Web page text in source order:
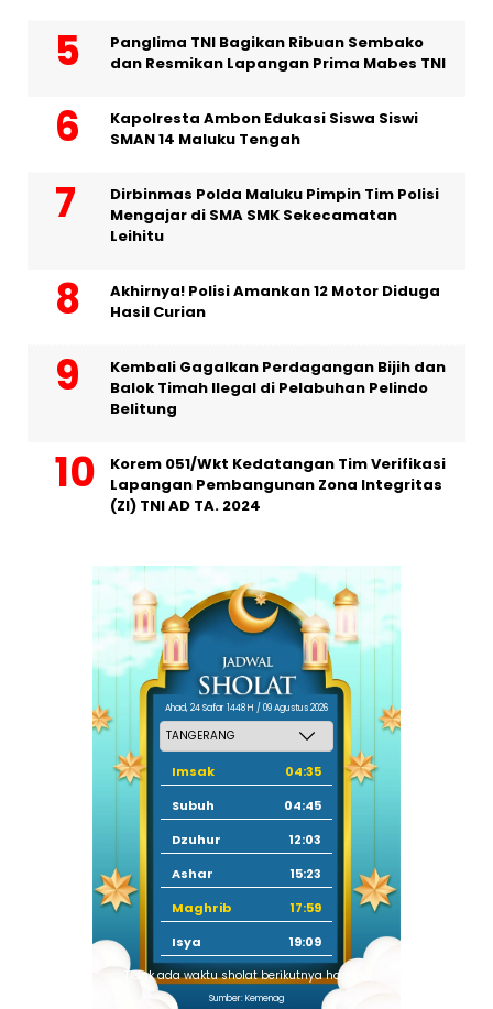
Panglima TNI Bagikan Ribuan Sembako
dan Resmikan Lapangan Prima Mabes TNI
Kapolresta Ambon Edukasi Siswa Siswi
SMAN 14 Maluku Tengah
Dirbinmas Polda Maluku Pimpin Tim Polisi
Mengajar di SMA SMK Sekecamatan
Leihitu
Akhirnya! Polisi Amankan 12 Motor Diduga
Hasil Curian
Kembali Gagalkan Perdagangan Bijih dan
Balok Timah Ilegal di Pelabuhan Pelindo
Belitung
Korem 051/Wkt Kedatangan Tim Verifikasi
Lapangan Pembangunan Zona Integritas
(ZI) TNI AD TA. 2024
Ahad, 24 Safar 1448 H / 09 Agustus 2026
Imsak
04:35
Subuh
04:45
Dzuhur
12:03
Ashar
15:23
Maghrib
17:59
Isya
19:09
Tidak ada waktu sholat berikutnya hari ini.
Sumber: Kemenag